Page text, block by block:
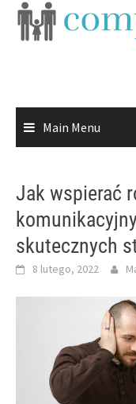
Skip
Main Menu
Jak wspierać
skutecznych
8 lutego, 2022